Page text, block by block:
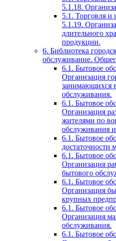
5.1.18.
5.1. Торговля
5.1.19.
длительного
продукции.
6. Библиотека
обслуживание.
6.1. Бытовое
Организация
занимающихся
обслуживания.
6.1. Бытовое
Организация
жителями по
обслуживания
6.1. Бытовое
достаточности
6.1. Бытовое
Организация
бытового
6.1. Бытовое
Организация
крупных
6.1. Бытовое
Организация
обслуживания.
6.1. Бытовое